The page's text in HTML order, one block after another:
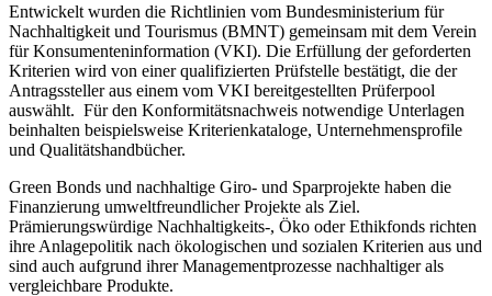
Entwickelt wurden die Richtlinien vom Bundesministerium für
Nachhaltigkeit und Tourismus (BMNT) gemeinsam mit dem Verein
für Konsumenteninformation (VKI). Die Erfüllung der geforderten
Kriterien wird von einer qualifizierten Prüfstelle bestätigt, die der
Antragssteller aus einem vom VKI bereitgestellten Prüferpool
auswählt. Für den Konformitätsnachweis notwendige Unterlagen
beinhalten beispielsweise Kriterienkataloge, Unternehmensprofile
und Qualitätshandbücher.
Green Bonds und nachhaltige Giro- und Sparprojekte haben die
Finanzierung umweltfreundlicher Projekte als Ziel.
Prämierungswürdige Nachhaltigkeits-, Öko oder Ethikfonds richten
ihre Anlagepolitik nach ökologischen und sozialen Kriterien aus und
sind auch aufgrund ihrer Managementprozesse nachhaltiger als
vergleichbare Produkte.